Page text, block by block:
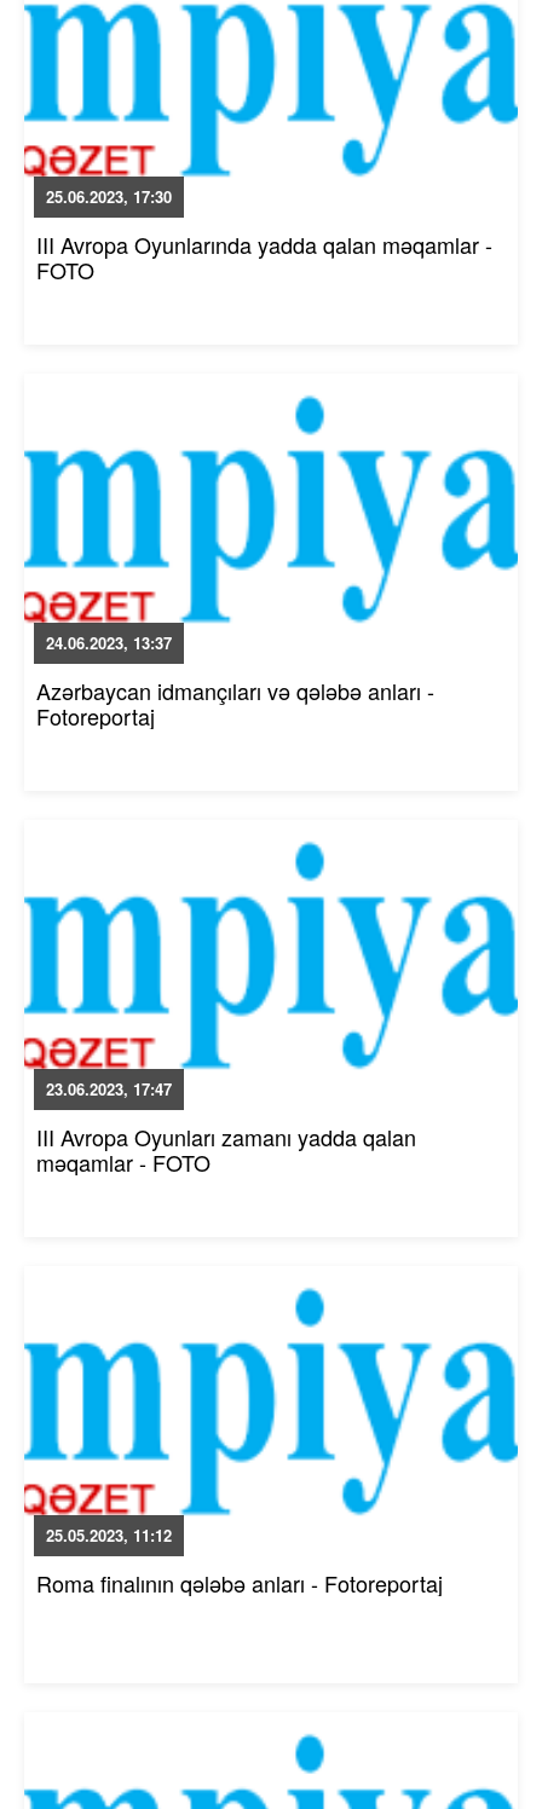
25.06.2023, 17:30
III Avropa Oyunlarında yadda qalan məqamlar -
FOTO
24.06.2023, 13:37
Azərbaycan idmançıları və qələbə anları -
Fotoreportaj
23.06.2023, 17:47
III Avropa Oyunları zamanı yadda qalan
məqamlar - FOTO
25.05.2023, 11:12
Roma finalının qələbə anları - Fotoreportaj